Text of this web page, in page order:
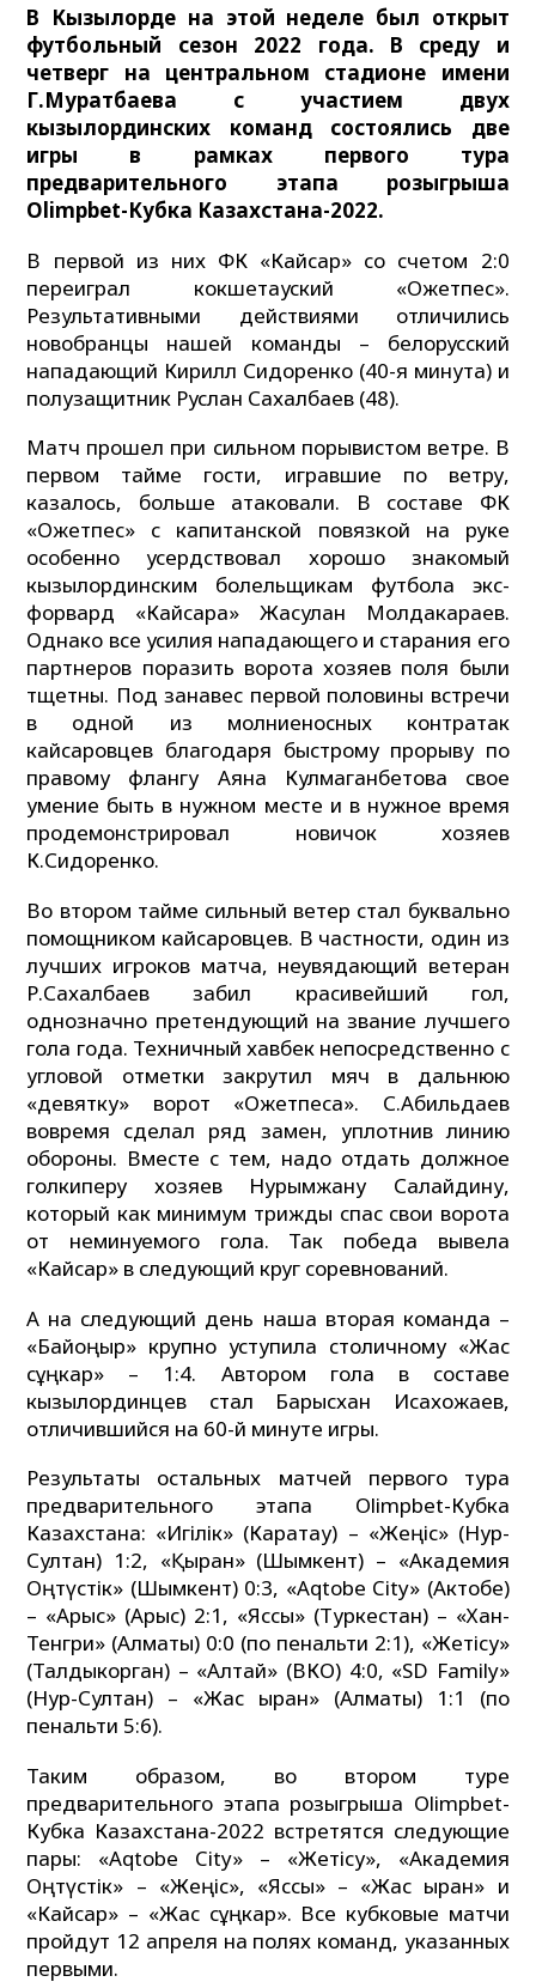
В Кызылорде на этой неделе был открыт
футбольный сезон 2022 года. В среду и
четверг на центральном стадионе имени
Г.Муратбаева с участием двух
кызылординских команд состоялись две
игры в рамках первого тура
предварительного этапа розыгрыша
Olimpbet-Кубка Казахстана-2022.
В первой из них ФК «Кайсар» со счетом 2:0
переиграл кокшетауский «Оқжетпес».
Результативными действиями отличились
новобранцы нашей команды – белорусский
нападающий Кирилл Сидоренко (40-я минута) и
полузащитник Руслан Сахалбаев (48).
Матч прошел при сильном порывистом ветре. В
первом тайме гости, игравшие по ветру,
казалось, больше атаковали. В составе ФК
«Оқжетпес» с капитанской повязкой на руке
особенно усердствовал хорошо знакомый
кызылординским болельщикам футбола экс-
форвард «Кайсара» Жасулан Молдакараев.
Однако все усилия нападающего и старания его
партнеров поразить ворота хозяев поля были
тщетны. Под занавес первой половины встречи
в одной из молниеносных контратак
кайсаровцев благодаря быстрому прорыву по
правому флангу Аяна Кулмаганбетова свое
умение быть в нужном месте и в нужное время
продемонстрировал новичок хозяев
К.Сидоренко.
Во втором тайме сильный ветер стал буквально
помощником кайсаровцев. В частности, один из
лучших игроков матча, неувядающий ветеран
Р.Сахалбаев забил красивейший гол,
однозначно претендующий на звание лучшего
гола года. Техничный хавбек непосредственно с
угловой отметки закрутил мяч в дальнюю
«девятку» ворот «Оқжетпеса». С.Абильдаев
вовремя сделал ряд замен, уплотнив линию
обороны. Вместе с тем, надо отдать должное
голкиперу хозяев Нурымжану Салайдину,
который как минимум трижды спас свои ворота
от неминуемого гола. Так победа вывела
«Кайсар» в следующий круг соревнований.
А на следующий день наша вторая команда –
«Байқоңыр» крупно уступила столичному «Жас
сұңкар» – 1:4. Автором гола в составе
кызылординцев стал Барысхан Исахожаев,
отличившийся на 60-й минуте игры.
Результаты остальных матчей первого тура
предварительного этапа Olimpbet-Кубка
Казахстана: «Игілік» (Каратау) – «Жеңіс» (Нур-
Султан) 1:2, «Қыран» (Шымкент) – «Академия
Оңтүстік» (Шымкент) 0:3, «Aqtobe City» (Актобе)
– «Арыс» (Арыс) 2:1, «Яссы» (Туркестан) – «Хан-
Тенгри» (Алматы) 0:0 (по пенальти 2:1), «Жетісу»
(Талдыкорган) – «Алтай» (ВКО) 4:0, «SD Family»
(Нур-Султан) – «Жас қыран» (Алматы) 1:1 (по
пенальти 5:6).
Таким образом, во втором туре
предварительного этапа розыгрыша Olimpbet-
Кубка Казахстана-2022 встретятся следующие
пары: «Aqtobe City» – «Жетісу», «Академия
Оңтүстік» – «Жеңіс», «Яссы» – «Жас қыран» и
«Кайсар» – «Жас сұңкар». Все кубковые матчи
пройдут 12 апреля на полях команд, указанных
первыми.